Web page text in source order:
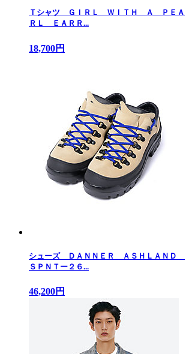
Ｔシャツ ＧＩＲＬ ＷＩＴＨ Ａ ＰＥＡ
ＲＬ ＥＡＲＲ...
18,700円
シューズ ＤＡＮＮＥＲ ＡＳＨＬＡＮＤ
ＳＰＮＴー２６...
46,200円